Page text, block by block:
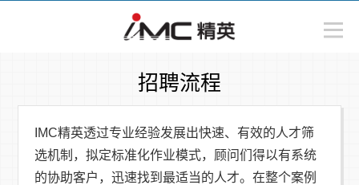
招聘流程
IMC精英透过专业经验发展出快速、有效的人才筛
选机制，拟定标准化作业模式，顾问们得以有系统
的协助客户，迅速找到最适当的人才。在整个案例